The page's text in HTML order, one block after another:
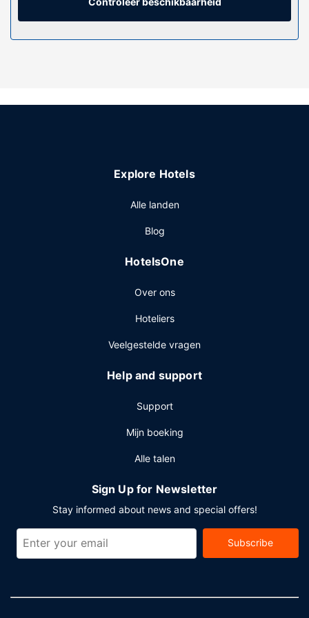
Algemene voorziening
De accommodatie heeft een terras waar je van het uitzicht
geserveerd wordt van 07.00 uur tot 10.00 uur.
stomerij/wasserijservice en een 24-uurs receptie.
Explore Hotels
Alle landen
Blog
HotelsOne
Over ons
Hoteliers
Veelgestelde vragen
Help and support
Support
Mijn boeking
Alle talen
Sign Up for Newsletter
Stay informed about news and special offers!
Subscribe